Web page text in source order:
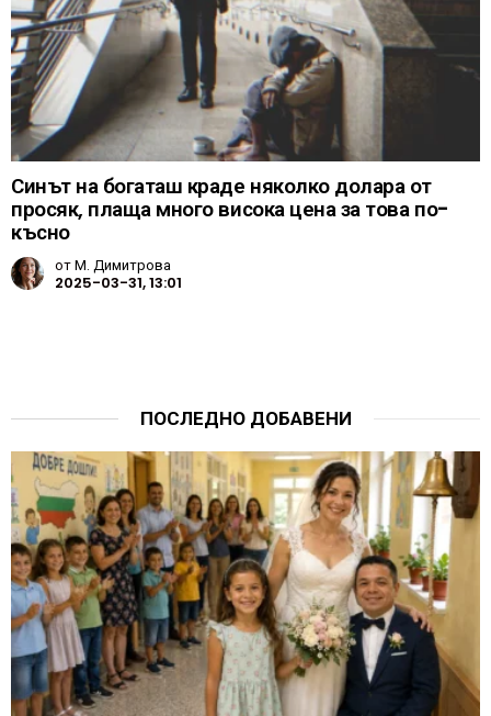
Синът на богаташ краде няколко долара от
просяк, плаща много висока цена за това по-
късно
отМ. Димитрова
2025-03-31, 13:01
ПОСЛЕДНО ДОБАВЕНИ